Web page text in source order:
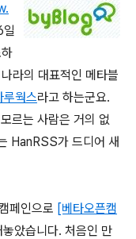
라의 대표적인 메타블
웍스라고 하는군요.
르는 사람은 거의 없
HanRSS가 드디어 새
페인으로 [베타오픈캠
놓았습니다. 처음인 만